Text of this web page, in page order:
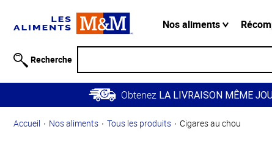
relative à
Passer
contenu
Retour à
Nos aliments
Recherche
Obtenez LA LIVRAISON MÊME
Accueil Nos aliments Tous les produits Cigares au chou